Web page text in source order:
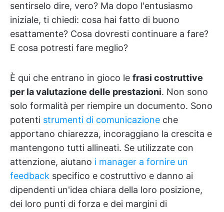
sentirselo dire, vero? Ma dopo l'entusiasmo
iniziale, ti chiedi: cosa hai fatto di buono
esattamente? Cosa dovresti continuare a fare?
E cosa potresti fare meglio?
È qui che entrano in gioco le frasi costruttive
per la valutazione delle prestazioni. Non sono
solo formalità per riempire un documento. Sono
potenti strumenti di comunicazione che
apportano chiarezza, incoraggiano la crescita e
mantengono tutti allineati. Se utilizzate con
attenzione, aiutano i manager a fornire un
feedback specifico e costruttivo e danno ai
dipendenti un'idea chiara della loro posizione,
dei loro punti di forza e dei margini di